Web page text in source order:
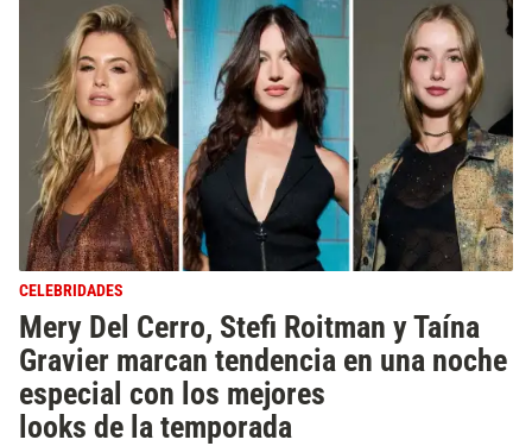
CELEBRIDADES
Mery Del Cerro, Stefi Roitman y Taína
Gravier marcan tendencia en una noche
especial con los mejores
looks de la temporada